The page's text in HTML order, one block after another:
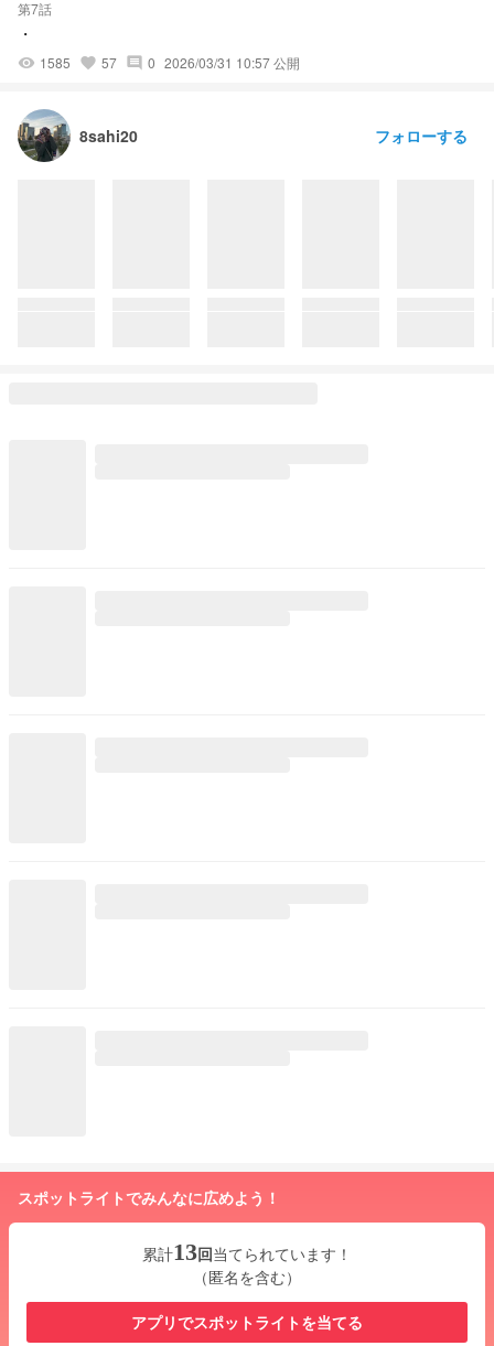
第7話
・
visibility 1585 favorite 57 comment 0 2026/03/31 10:57 公開
8sahi20 フォローする
スポットライトでみんなに広めよう！
累計13回当てられています！
（匿名を含む）
アプリでスポットライトを当てる